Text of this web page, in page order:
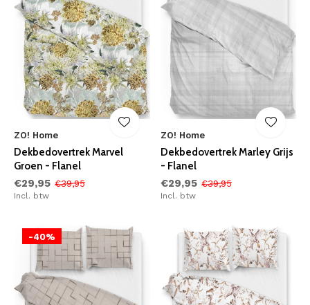
ZO! Home
Dekbedovertrek Marvel
Groen - Flanel
€29,95 €39,95
Incl. btw
ZO! Home
Dekbedovertrek Marley Grijs
- Flanel
€29,95 €39,95
Incl. btw
-40%